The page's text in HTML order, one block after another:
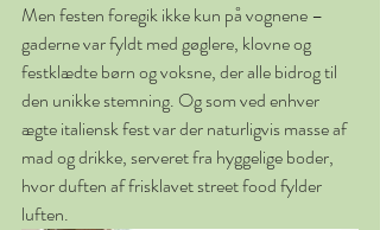
Men festen foregik ikke kun på vognene –
gaderne var fyldt med gøglere, klovne og
festklædte børn og voksne, der alle bidrog til
den unikke stemning. Og som ved enhver
ægte italiensk fest var der naturligvis masse af
mad og drikke, serveret fra hyggelige boder,
hvor duften af frisklavet street food fylder
luften.